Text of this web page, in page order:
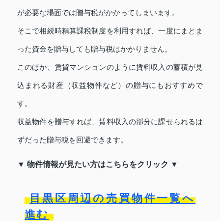
が必要な場面では贈与税がかかってしまいます。
そこで相続時精算課税制度を利用すれば、一度にまとま
った資金を贈与しても贈与税はかかりません。
このほか、賃貸マンションのように賃料収入の蓄積が見
込まれる財産（収益物件など）の贈与にもおすすめで
す。
収益物件を贈与すれば、賃料収入の部分に課せられるは
ずだった贈与税を回避できます。
▼ 物件情報が見たい方はこちらをクリック ▼
目黒区周辺の売買物件一覧へ
進む